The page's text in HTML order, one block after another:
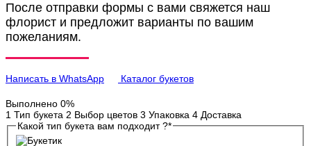
После отправки формы с вами свяжется наш
флорист и предложит варианты по вашим
пожеланиям.
Написать в WhatsApp Каталог букетов
Выполнено 0%
1 Тип букета 2 Выбор цветов 3 Упаковка 4 Доставка
Какой тип букета вам подходит ?*